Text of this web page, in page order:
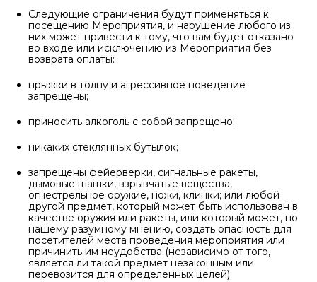
Следующие ограничения будут применяться к
посещению Мероприятия, и нарушение любого из
них может привести к тому, что вам будет отказано
во входе или исключению из Мероприятия без
возврата оплаты:
прыжки в толпу и агрессивное поведение
запрещены;
приносить алкоголь с собой запрещено;
никаких стеклянных бутылок;
запрещены фейерверки, сигнальные ракеты,
дымовые шашки, взрывчатые вещества,
огнестрельное оружие, ножи, клинки; или любой
другой предмет, который может быть использован в
качестве оружия или ракеты, или который может, по
нашему разумному мнению, создать опасность для
посетителей места проведения мероприятия или
причинить им неудобства (независимо от того,
является ли такой предмет незаконным или
перевозится для определенных целей);